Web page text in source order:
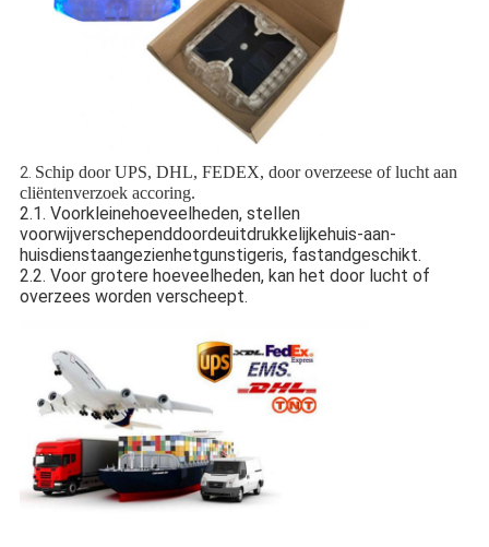
2. Schip door UPS, DHL, FEDEX, door overzeese of lucht aan
cliëntenverzoek accoring.
2.1. Voorkleinehoeveelheden, stellen
voorwijverschependdoordeuitdrukkelijkehuis-aan-
huisdienstaangezienhetgunstigeris, fastandgeschikt.
2.2. Voor grotere hoeveelheden, kan het door lucht of
overzees worden verscheept.